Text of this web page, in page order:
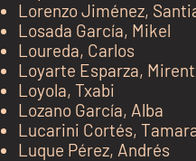
Lorenzo Jiménez,
Losada García, Mikel
Loureda, Carlos
Loyarte Esparza,
Loyola, Txabi
Lozano García, Alba
Lucarini Cortés,
Luque Pérez, Andrés